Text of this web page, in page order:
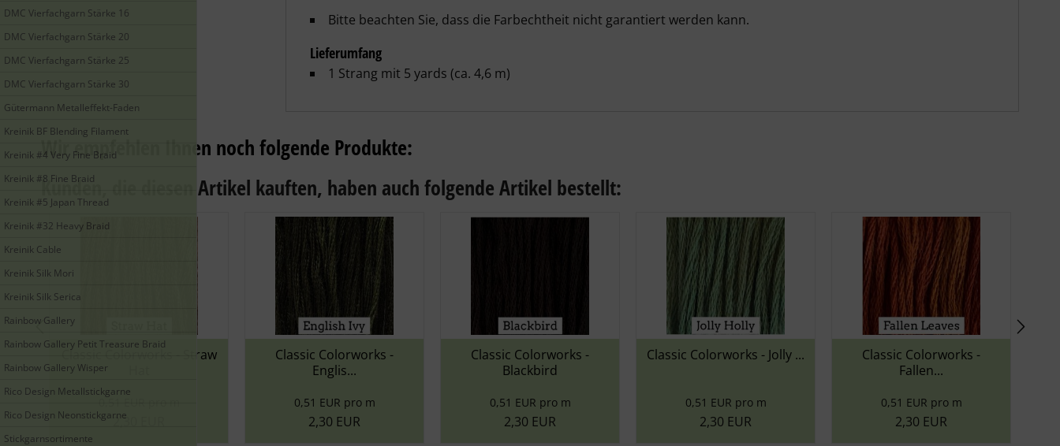
DMC Vierfachgarn Stärke 16
DMC Vierfachgarn Stärke 20
DMC Vierfachgarn Stärke 25
DMC Vierfachgarn Stärke 30
Gütermann Metalleffekt-Faden
Kreinik BF Blending Filament
Kreinik #4 Very Fine Braid
Kreinik #8 Fine Braid
Kreinik #5 Japan Thread
Kreinik #32 Heavy Braid
Kreinik Cable
Kreinik Silk Mori
Kreinik Silk Serica
Rainbow Gallery
Rainbow Gallery Petit Treasure Braid
Rainbow Gallery Wisper
Rico Design Metallstickgarne
Rico Design Neonstickgarne
Stickgarnsortimente
Bitte beachten Sie, dass die Farbechtheit nicht garantiert werden kann.
Lieferumfang
1 Strang mit 5 yards (ca. 4,6 m)
Wir empfehlen Ihnen noch folgende Produkte:
Kunden, die diesen Artikel kauften, haben auch folgende Artikel bestellt:
Classic Colorworks -
Classic Colorworks -
Blackbird
0,51 EUR pro m
2,30 EUR
Classic Colorworks - Jolly ...
0,51 EUR pro m
2,30 EUR
Classic Colorworks -
0,51 EUR pro m
2,30 EUR
Weeks Dye Works -
Collards
0,50 EUR pro m
2,30 EUR